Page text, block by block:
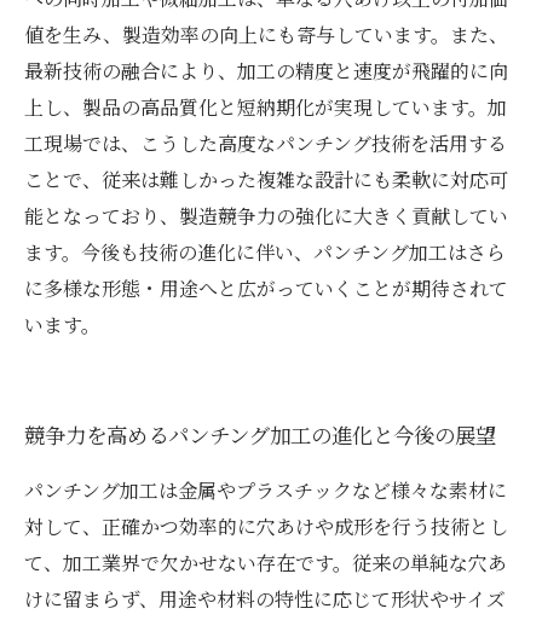
値を生み、製造効率の向上にも寄与しています。また、
最新技術の融合により、加工の精度と速度が飛躍的に向
上し、製品の高品質化と短納期化が実現しています。加
工現場では、こうした高度なパンチング技術を活用する
ことで、従来は難しかった複雑な設計にも柔軟に対応可
能となっており、製造競争力の強化に大きく貢献してい
ます。今後も技術の進化に伴い、パンチング加工はさら
に多様な形態・用途へと広がっていくことが期待されて
います。
競争力を高めるパンチング加工の進化と今後の展望
パンチング加工は金属やプラスチックなど様々な素材に
対して、正確かつ効率的に穴あけや成形を行う技術とし
て、加工業界で欠かせない存在です。従来の単純な穴あ
けに留まらず、用途や材料の特性に応じて形状やサイズ